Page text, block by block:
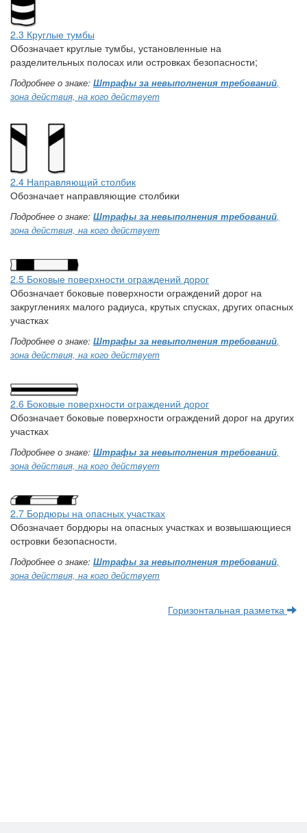
2.3 Круглые тумбы
Обозначает круглые тумбы, установленные на
разделительных полосах или островках безопасности;
Подробнее о знаке: Штрафы за невыполнения требований,
зона действия, на кого действует
2.4 Направляющий столбик
Обозначает направляющие столбики
Подробнее о знаке: Штрафы за невыполнения требований,
зона действия, на кого действует
2.5 Боковые поверхности ограждений дорог
Обозначает боковые поверхности ограждений дорог на
закруглениях малого радиуса, крутых спусках, других опасных
участках
Подробнее о знаке: Штрафы за невыполнения требований,
зона действия, на кого действует
2.6 Боковые поверхности ограждений дорог
Обозначает боковые поверхности ограждений дорог на других
участках
Подробнее о знаке: Штрафы за невыполнения требований,
зона действия, на кого действует
2.7 Бордюры на опасных участках
Обозначает бордюры на опасных участках и возвышающиеся
островки безопасности.
Подробнее о знаке: Штрафы за невыполнения требований,
зона действия, на кого действует
Горизонтальная разметка